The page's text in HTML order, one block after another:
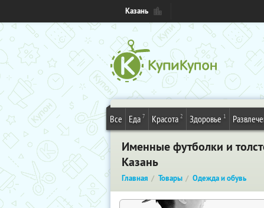
Казань
Все Еда 7 Красота 2 Здоровье 1
Именные футболки и
Казань
Главная Товары Одежда и обувь